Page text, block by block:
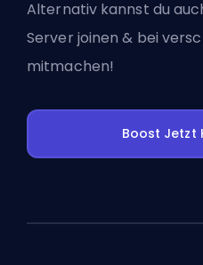
Alternativ kannst du
Server joinen & bei
mitmachen!
Boost Jetzt